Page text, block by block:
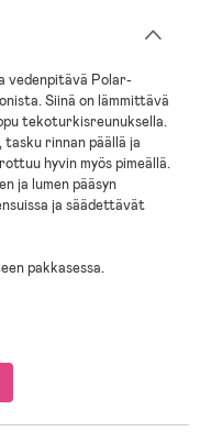
vedenpitävä Polar-
Siinä on lämmittävä
tekoturkisreunuksella.
tasku rinnan päällä ja
hyvin myös pimeällä.
ja lumen pääsyn
ja säädettävät
pakkasessa.